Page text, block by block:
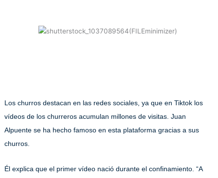
Los churros destacan en las redes sociales, ya que en Tiktok los
vídeos de los churreros acumulan millones de visitas. Juan
Alpuente se ha hecho famoso en esta plataforma gracias a sus
churros.
Él explica que el primer vídeo nació durante el confinamiento. “A